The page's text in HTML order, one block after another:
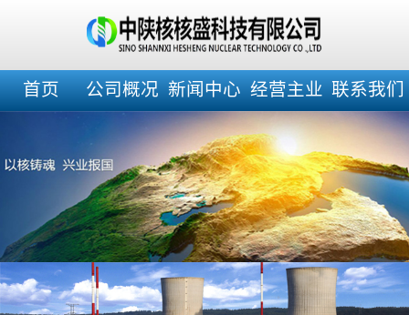
首页 公司概况 新闻中心 经营主业 联系我们